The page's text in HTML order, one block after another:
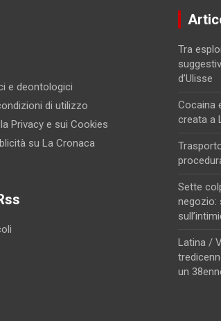
e deontologici
di utilizzo
Privacy e sui Cookies
su La Cronaca
Tra
d’Ulisse
Cocaina
creata a
Sette
negozio:
Latina /
un